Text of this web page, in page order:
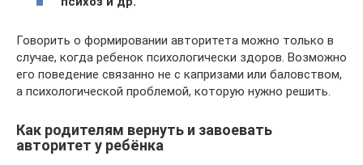
Говорить о формировании авторитета можно только в
случае, когда ребенок психологически здоров. Возможно
его поведение связанно не с капризами или баловством,
а психологической проблемой, которую нужно решить.
Как родителям вернуть и завоевать
авторитет у ребёнка